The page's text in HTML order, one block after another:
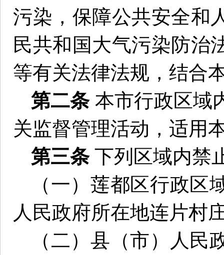
污染，保障公共安全和
民共和国大气污染防治
等有关法律法规，结合
第二条 本市行政区域
关监督管理活动，适用
第三条 下列区域内禁
（一）莲都区行政
人民政府所在地连片村
（二）县（市）人